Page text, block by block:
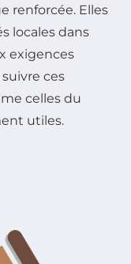
renforcée. Elles
locales dans
exigences
ces
celles du
utiles.